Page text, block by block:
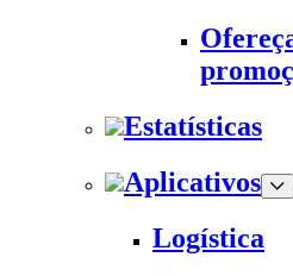
Estatísticas
Aplicativos
Logística